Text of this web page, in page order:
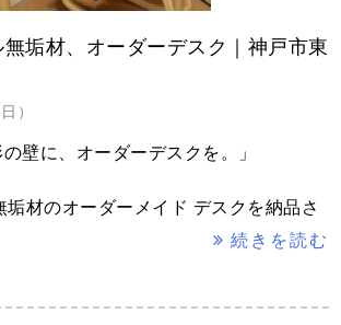
垢材、オーダーデスク｜神戸市東
）
の壁に、オーダーデスクを。」
垢材のオーダーメイド デスクを納品さ
続きを読む